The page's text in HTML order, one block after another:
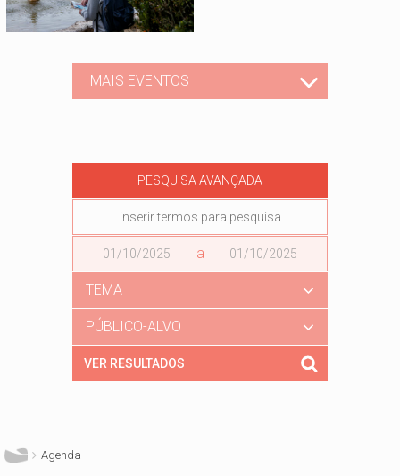
MAIS EVENTOS
PESQUISA AVANÇADA
a
Data
TEMA
PÚBLICO-ALVO
Agenda